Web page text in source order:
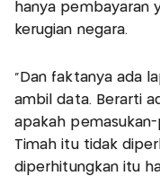
hanya pembayaran
kerugian negara.
"Dan faktanya ada
ambil data. Berarti
apakah
Timah itu tidak
diperhitungkan itu